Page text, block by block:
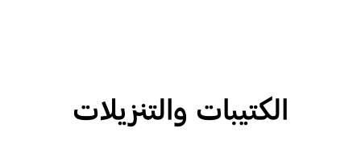
الكتيبات والتنزيلات